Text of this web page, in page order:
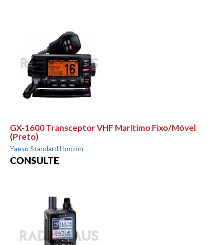
GX-1600 Transceptor VHF Marítimo Fixo/Móvel
(Preto)
Yaesu Standard Horizon
CONSULTE